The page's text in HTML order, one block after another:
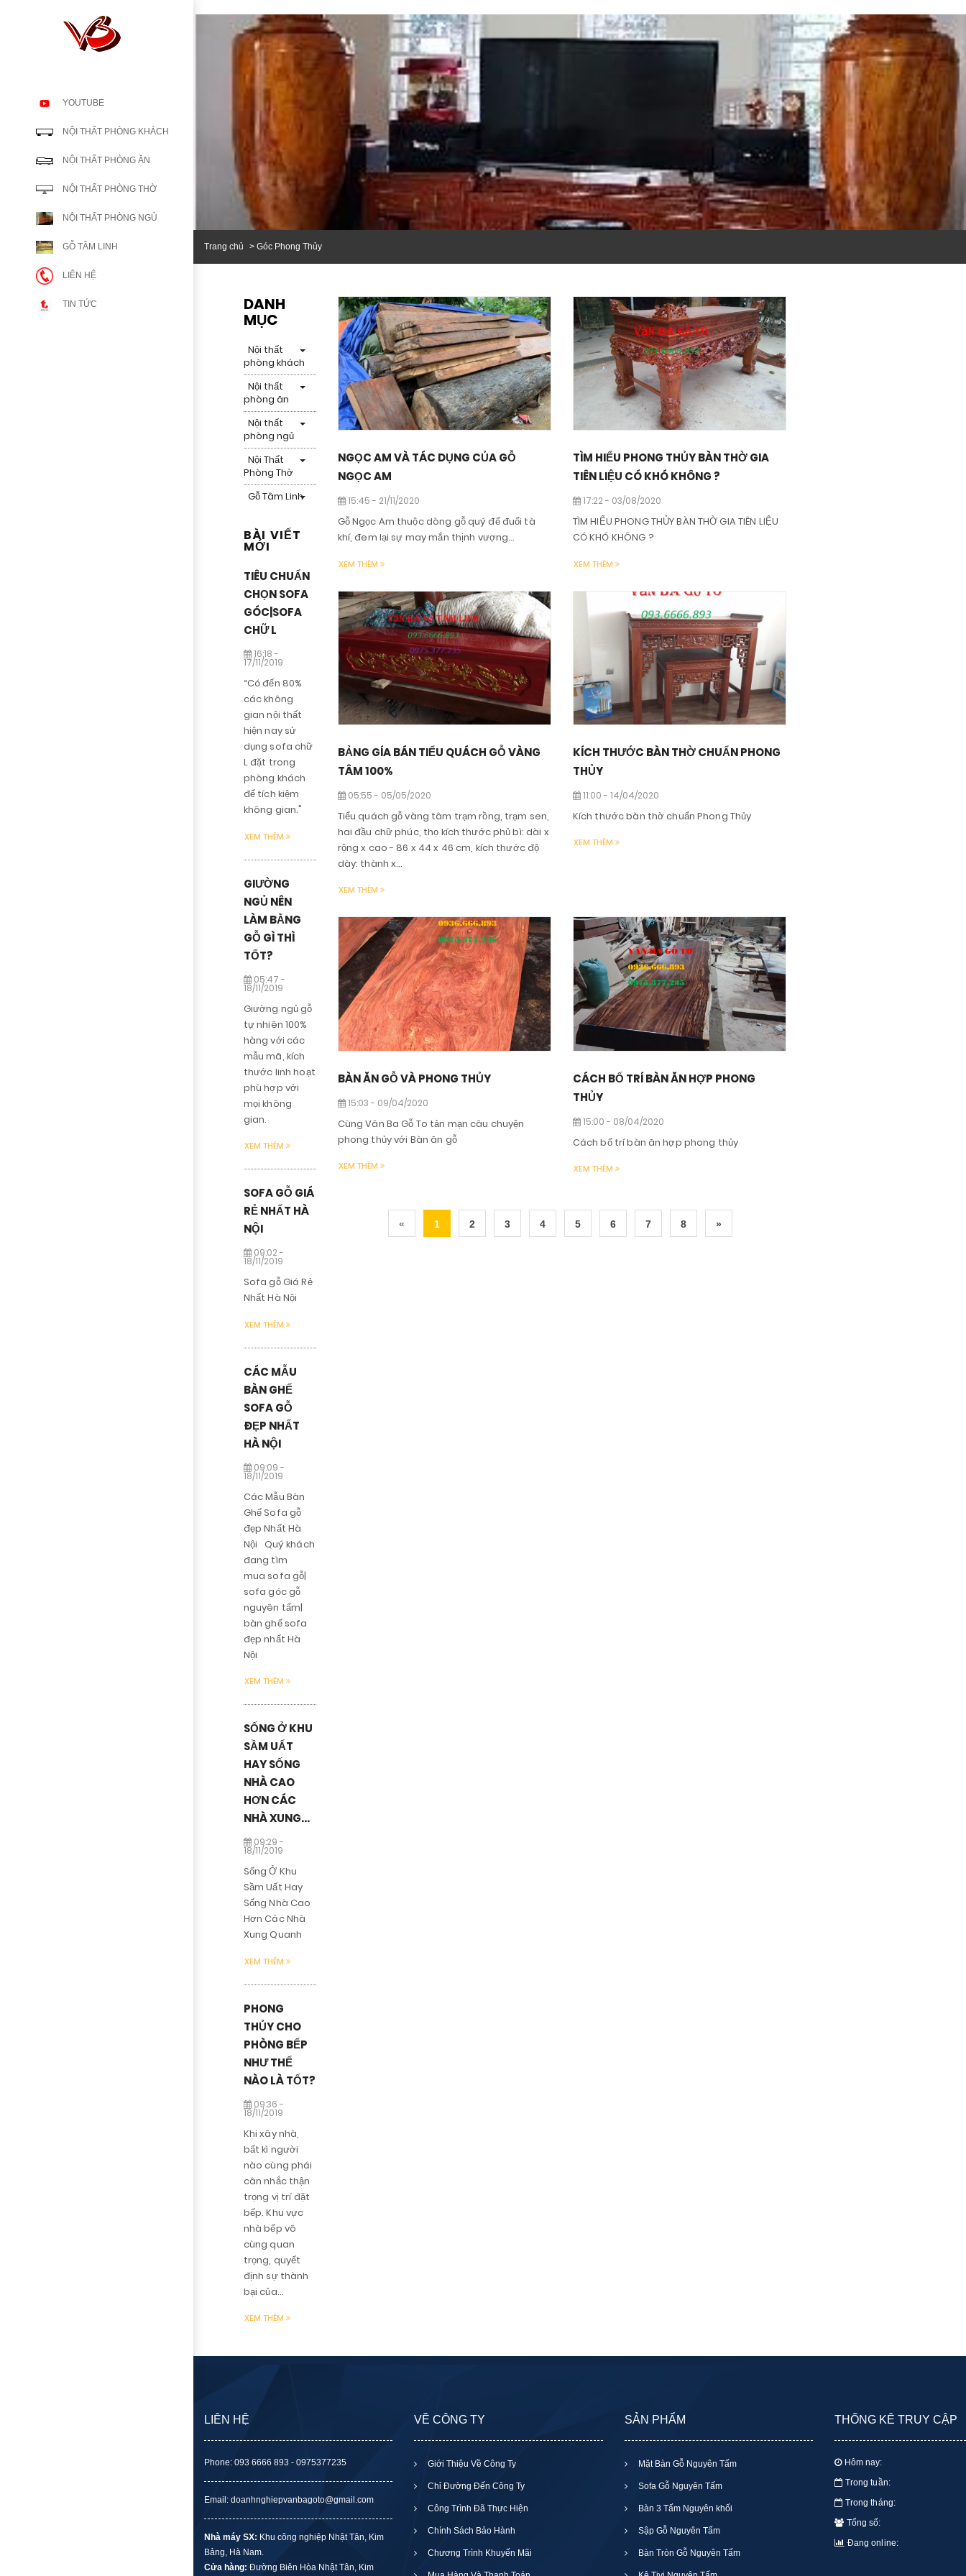
YOUTUBE
NỘI THẤT PHÒNG KHÁCH
NỘI THẤT PHÒNG ĂN
NỘI THẤT PHÒNG THỜ
NỘI THẤT PHÒNG NGỦ
GỖ TÂM LINH
LIÊN HỆ
TIN TỨC
Trang chủ Góc Phong Thủy
DANH
MỤC
Nội thất
phòng khách
Nội thất
phòng ăn
Nội thất
phòng ngủ
Nội Thất
Phòng Thờ
Gỗ Tâm Linh
BÀI VIẾT
MỚI
TIÊU CHUẨN
CHỌN SOFA
GÓC|SOFA
CHỮ L
16:18 -
17/11/2019
“Có đến 80%
các không
gian nội thất
hiện nay sử
dụng sofa chữ
L đặt trong
phòng khách
để tích kiệm
không gian."
XEM THÊM
GIƯỜNG
NGỦ NÊN
LÀM BẰNG
GỖ GÌ THÌ
TỐT?
05:47 -
18/11/2019
Giường ngủ gỗ
tự nhiên 100%
hàng với các
mẫu mã, kích
thước linh hoạt
phù hợp với
mọi không
gian.
XEM THÊM
SOFA GỖ GIÁ
RẺ NHẤT HÀ
NỘI
09:02 -
18/11/2019
Sofa gỗ Giá Rẻ
Nhất Hà Nội
XEM THÊM
CÁC MẪU
BÀN GHẾ
SOFA GỖ
ĐẸP NHẤT
HÀ NỘI
09:09 -
18/11/2019
Các Mẫu Bàn
Ghế Sofa gỗ
đẹp Nhất Hà
Nội Quý khách
đang tìm
mua sofa gỗ|
sofa góc gỗ
nguyên tấm|
bàn ghế sofa
đẹp nhất Hà
Nội
XEM THÊM
SỐNG Ở KHU
SẦM UẤT
HAY SỐNG
NHÀ CAO
HƠN CÁC
NHÀ XUNG...
09:29 -
18/11/2019
Sống Ở Khu
Sầm Uất Hay
Sống Nhà Cao
Hơn Các Nhà
Xung Quanh
XEM THÊM
PHONG
THỦY CHO
PHÒNG BẾP
NHƯ THẾ
NÀO LÀ TỐT?
09:36 -
18/11/2019
Khi xây nhà,
bất kì người
nào cùng phái
cân nhắc thận
trọng vị trí đặt
bếp. Khu vực
nhà bếp vô
cùng quan
trọng, quyết
định sự thành
bại của...
XEM THÊM
NGỌC AM VÀ TÁC DỤNG CỦA GỖ
NGỌC AM
15:45 - 21/11/2020
Gỗ Ngọc Am thuộc dòng gỗ quý để đuổi tà
khí, đem lại sự may mắn thịnh vượng...
XEM THÊM
TÌM HIỂU PHONG THỦY BÀN THỜ GIA
TIÊN LIỆU CÓ KHÓ KHÔNG ?
17:22 - 03/08/2020
TÌM HIỂU PHONG THỦY BÀN THỜ GIA TIÊN LIỆU
CÓ KHÓ KHÔNG ?
XEM THÊM
BẢNG GÍA BÁN TIỂU QUÁCH GỖ VÀNG
TÂM 100%
05:55 - 05/05/2020
Tiểu quách gỗ vàng tâm trạm rồng, trạm sen,
hai đầu chữ phúc, thọ kích thước phủ bì: dài x
rộng x cao - 86 x 44 x 46 cm, kích thước độ
dày: thành x...
XEM THÊM
KÍCH THƯỚC BÀN THỜ CHUẨN PHONG
THỦY
11:00 - 14/04/2020
Kích thước bàn thờ chuẩn Phong Thủy
XEM THÊM
BÀN ĂN GỖ VÀ PHONG THỦY
15:03 - 09/04/2020
Cùng Văn Ba Gỗ To tản mạn câu chuyện
phong thủy với Bàn ăn gỗ
XEM THÊM
CÁCH BỐ TRÍ BÀN ĂN HỢP PHONG
THỦY
15:00 - 08/04/2020
Cách bố trí bàn ăn hợp phong thủy
XEM THÊM
« 1 2 3 4 5 6 7 8 »
LIÊN HỆ
Phone: 093 6666 893 - 0975377235
Email: doanhnghiepvanbagoto@gmail.com
Nhà máy SX: Khu công nghiệp Nhật Tân, Kim
Bảng, Hà Nam.
Cửa hàng: Đường Biên Hòa Nhật Tân, Kim
VỀ CÔNG TY
Giới Thiệu Về Công Ty
Chỉ Đường Đến Công Ty
Công Trình Đã Thực Hiện
Chính Sách Bảo Hành
Chương Trình Khuyến Mãi
SẢN PHẨM
Mặt Bàn Gỗ Nguyên Tấm
Sofa Gỗ Nguyên Tấm
Bàn 3 Tấm Nguyên khối
Sập Gỗ Nguyên Tấm
Bàn Tròn Gỗ Nguyên Tấm
THỐNG KÊ TRUY CẬP
Hôm nay:
Trong tuần:
Trong tháng:
Tổng số:
Đang online: